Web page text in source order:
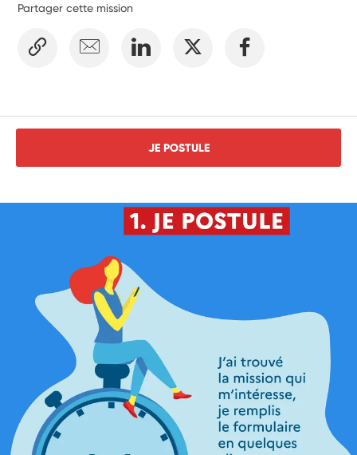
élaborer et co-animer des activités originales pour
ou semaines d'engagement citoyen
Partager cette mission
JE POSTULE